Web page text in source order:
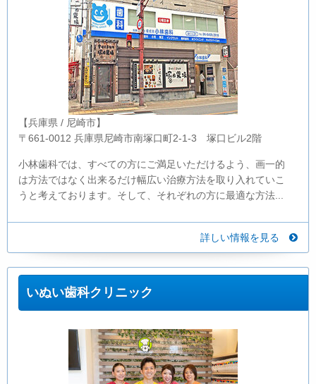
【兵庫県 / 尼崎市】
〒661-0012 兵庫県尼崎市南塚口町2-1-3 塚口ビル2階
小林歯科では、すべての方にご満足いただけるよう、画一的
は方法ではなく出来るだけ幅広い治療方法を取り入れていこ
うと考えております。そして、それぞれの方に最適な方法...
詳しい情報を見る
いぬい歯科クリニック